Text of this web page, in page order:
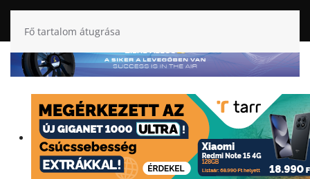
Fő tartalom átugrása